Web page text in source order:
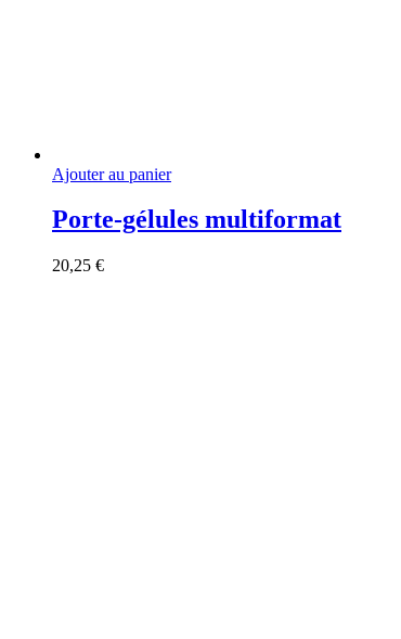
Ajouter au panier
Porte-gélules multiformat
20,25 €